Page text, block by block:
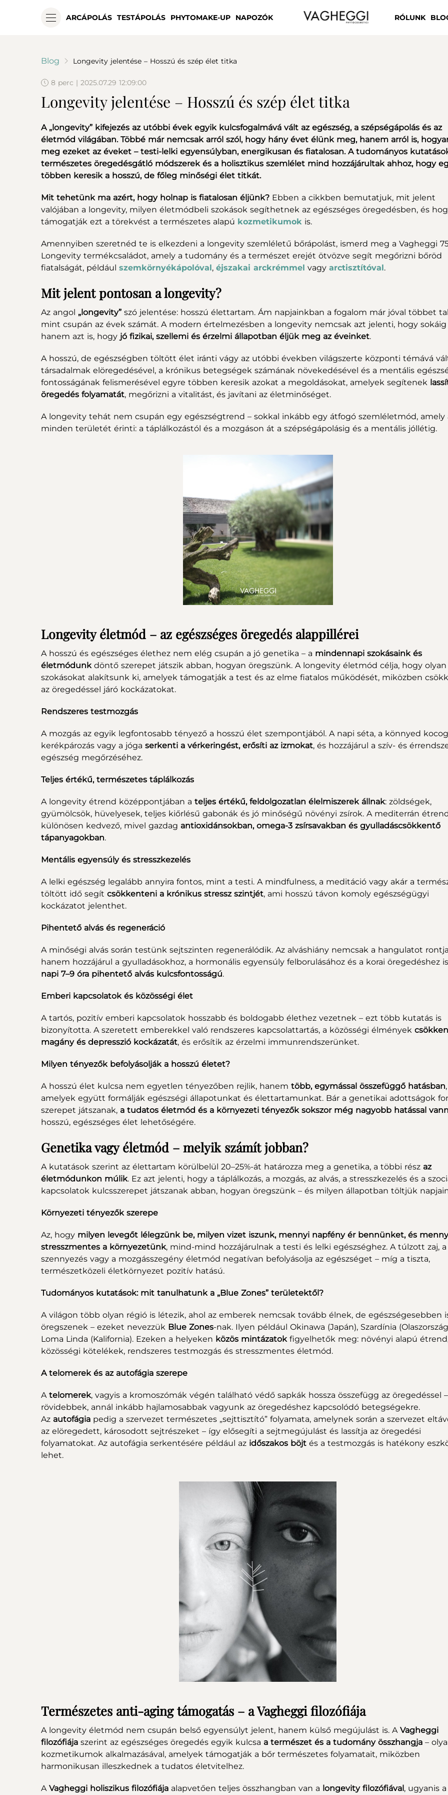
ARCÁPOLÁS TESTÁPOLÁS PHYTOMAKE-UP NAPOZÓK RÓLUNK
Blog Longevity jelentése – Hosszú és szép élet titka
8 perc | 2025.07.29 12:09:00
Longevity jelentése – Hosszú és szép élet titka
A „longevity” kifejezés az utóbbi évek egyik kulcsfogalmává vált az egészség, a szépségápolás és az
életmód világában. Többé már nemcsak arról szól, hogy hány évet élünk meg, hanem arról is,
meg ezeket az éveket – testi-lelki egyensúlyban, energikusan és fiatalosan. A tudományos
természetes öregedésgátló módszerek és a holisztikus szemlélet mind hozzájárultak ahhoz, hogy
többen keresik a hosszú, de főleg minőségi élet titkát.
Mit tehetünk ma azért, hogy holnap is fiatalosan éljünk? Ebben a cikkben bemutatjuk, mit jelent
valójában a longevity, milyen életmódbeli szokások segíthetnek az egészséges öregedésben, és
támogatják ezt a törekvést a természetes alapú kozmetikumok is.
Amennyiben szeretnéd te is elkezdeni a longevity szemléletű bőrápolást, ismerd meg a Vagheggi
Longevity termékcsaládot, amely a tudomány és a természet erejét ötvözve segít megőrizni bőröd
fiatalságát, például szemkörnyékápolóval, éjszakai arckrémmel vagy arctisztítóval.
Mit jelent pontosan a longevity?
Az angol „longevity” szó jelentése: hosszú élettartam. Ám napjainkban a fogalom már jóval többet
mint csupán az évek számát. A modern értelmezésben a longevity nemcsak azt jelenti, hogy
hanem azt is, hogy jó fizikai, szellemi és érzelmi állapotban éljük meg az éveinket.
A hosszú, de egészségben töltött élet iránti vágy az utóbbi években világszerte központi témává
társadalmak elöregedésével, a krónikus betegségek számának növekedésével és a mentális
fontosságának felismerésével egyre többen keresik azokat a megoldásokat, amelyek segítenek
öregedés folyamatát, megőrizni a vitalitást, és javítani az életminőséget.
A longevity tehát nem csupán egy egészségtrend – sokkal inkább egy átfogó szemléletmód, amely
minden területét érinti: a táplálkozástól és a mozgáson át a szépségápolásig és a mentális jóllétig.
Longevity életmód – az egészséges öregedés alappillérei
A hosszú és egészséges élethez nem elég csupán a jó genetika – a mindennapi szokásaink és
életmódunkdöntő szerepet játszik abban, hogyan öregszünk. A longevity életmód célja, hogy olyan
szokásokat alakítsunk ki, amelyek támogatják a test és az elme fiatalos működését, miközben
az öregedéssel járó kockázatokat.
Rendszeres testmozgás
A mozgás az egyik legfontosabb tényező a hosszú élet szempontjából. A napi séta, a könnyed
kerékpározás vagy a jóga serkenti a vérkeringést, erősíti az izmokat, és hozzájárul a szív- és
egészség megőrzéséhez.
Teljes értékű, természetes táplálkozás
A longevity étrend középpontjában a teljes értékű, feldolgozatlan élelmiszerek állnak: zöldségek,
gyümölcsök, hüvelyesek, teljes kiőrlésű gabonák és jó minőségű növényi zsírok. A mediterrán
különösen kedvező, mivel gazdag antioxidánsokban, omega-3 zsírsavakban és gyulladáscsökkentő
tápanyagokban.
Mentális egyensúly és stresszkezelés
A lelki egészség legalább annyira fontos, mint a testi. A mindfulness, a meditáció vagy akár a
töltött idő segít csökkenteni a krónikus stressz szintjét, ami hosszú távon komoly egészségügyi
kockázatot jelenthet.
Pihentető alvás és regeneráció
A minőségi alvás során testünk sejtszinten regenerálódik. Az alváshiány nemcsak a hangulatot
hanem hozzájárul a gyulladásokhoz, a hormonális egyensúly felborulásához és a korai öregedéshez
napi 7–9 óra pihentető alvás kulcsfontosságú.
Emberi kapcsolatok és közösségi élet
A tartós, pozitív emberi kapcsolatok hosszabb és boldogabb élethez vezetnek – ezt több kutatás is
bizonyította. A szeretett emberekkel való rendszeres kapcsolattartás, a közösségi élmények
magány és depresszió kockázatát, és erősítik az érzelmi immunrendszerünket.
Milyen tényezők befolyásolják a hosszú életet?
A hosszú élet kulcsa nem egyetlen tényezőben rejlik, hanem több, egymással összefüggő hatásban,
amelyek együtt formálják egészségi állapotunkat és élettartamunkat. Bár a genetikai adottságok
szerepet játszanak, a tudatos életmód és a környezeti tényezők sokszor még nagyobb hatással
hosszú, egészséges élet lehetőségére.
Genetika vagy életmód – melyik számít jobban?
A kutatások szerint az élettartam körülbelül 20–25%-át határozza meg a genetika, a többi rész az
életmódunkon múlik. Ez azt jelenti, hogy a táplálkozás, a mozgás, az alvás, a stresszkezelés és a
kapcsolatok kulcsszerepet játszanak abban, hogyan öregszünk – és milyen állapotban töltjük
Környezeti tényezők szerepe
Az, hogy milyen levegőt lélegzünk be, milyen vizet iszunk, mennyi napfény ér bennünket, és
stresszmentes a környezetünk, mind-mind hozzájárulnak a testi és lelki egészséghez. A túlzott zaj, a
szennyezés vagy a mozgásszegény életmód negatívan befolyásolja az egészséget – míg a tiszta,
természetközeli életkörnyezet pozitív hatású.
Tudományos kutatások: mit tanulhatunk a „Blue Zones” területektől?
A világon több olyan régió is létezik, ahol az emberek nemcsak tovább élnek, de egészségesebben
öregszenek – ezeket nevezzük Blue Zones-nak. Ilyen például Okinawa (Japán), Szardínia
Loma Linda (Kalifornia). Ezeken a helyeken közös mintázatokfigyelhetők meg: növényi alapú
közösségi kötelékek, rendszeres testmozgás és stresszmentes életmód.
A telomerek és az autofágia szerepe
A telomerek, vagyis a kromoszómák végén található védő sapkák hossza összefügg az öregedéssel
rövidebbek, annál inkább hajlamosabbak vagyunk az öregedéshez kapcsolódó betegségekre.
Az autofágia pedig a szervezet természetes „sejttisztító” folyamata, amelynek során a szervezet
az elöregedett, károsodott sejtrészeket – így elősegíti a sejtmegújulást és lassítja az öregedési
folyamatokat. Az autofágia serkentésére például az időszakos böjt és a testmozgás is hatékony
lehet.
Természetes anti-aging támogatás – a Vagheggi filozófiája
A longevity életmód nem csupán belső egyensúlyt jelent, hanem külső megújulást is. A Vagheggi
filozófiája szerint az egészséges öregedés egyik kulcsa a természet és a tudomány összhangja –
kozmetikumok alkalmazásával, amelyek támogatják a bőr természetes folyamatait, miközben
harmonikusan illeszkednek a tudatos életvitelhez.
A Vagheggi holiszikus filozófiája alapvetően teljes összhangban van a longevity filozófiával, ugyanis